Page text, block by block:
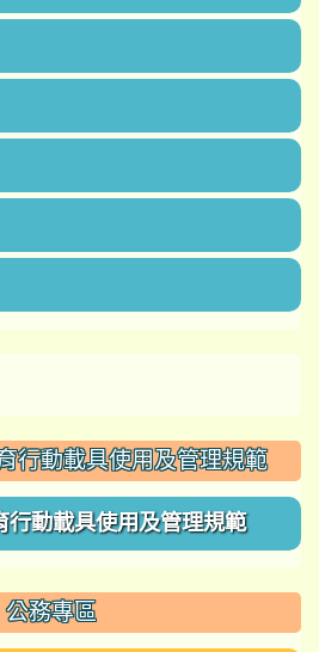
行動載具使用及管理規範
行動載具使用及管理規範
公務專區